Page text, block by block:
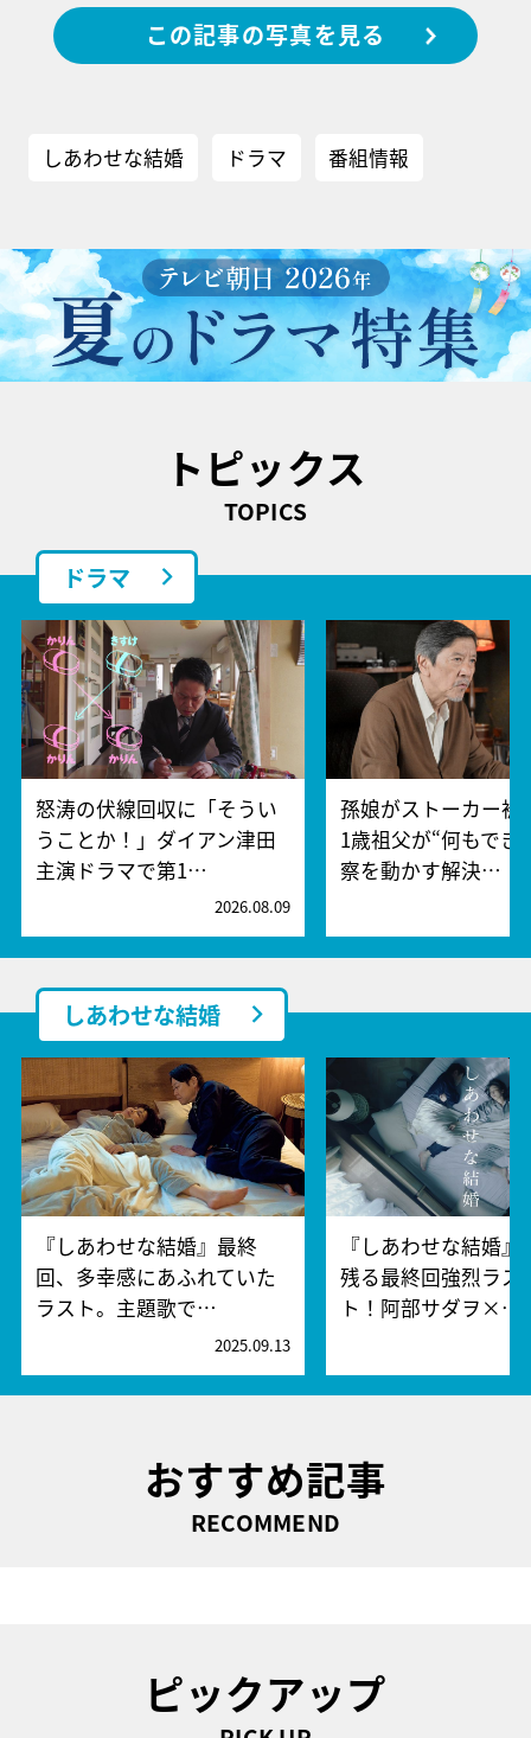
この記事の写真を見る
しあわせな結婚 ドラマ 番組情報
トピックス
TOPICS
ドラマ
怒涛の伏線回収に「そうい
うことか！」ダイアン津田
主演ドラマで第1…
2026.08.09
孫娘がストーカー
1歳祖父が“何もでき
察を動かす解決…
しあわせな結婚
『しあわせな結婚』最終
回、多幸感にあふれていた
ラスト。主題歌で…
2025.09.13
『しあわせな結婚』
残る最終回強烈ラス
ト！阿部サダヲ×…
おすすめ記事
RECOMMEND
ピックアップ